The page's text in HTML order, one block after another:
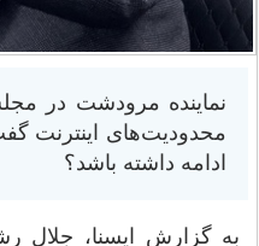
نماینده مرودشت در
محدودیت‌های اینترنت
ادامه داشته باشد؟
به گزارش ایسنا، جلال